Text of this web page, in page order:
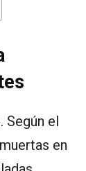
Según el
en